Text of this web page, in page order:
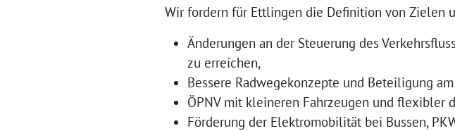
Wir fordern für Ettlingen die Definition von Zielen
Änderungen an der Steuerung des
zu erreichen,
Bessere Radwegekonzepte und Beteiligung
ÖPNV mit kleineren Fahrzeugen und flexibler
Förderung der Elektromobilität bei Bussen,